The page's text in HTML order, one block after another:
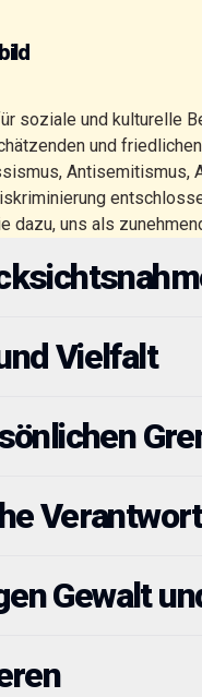
soziale und kulturelle
und
dazu, uns als
Vielfalt
Gewalt